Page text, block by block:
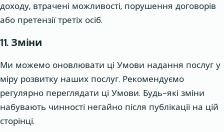
доходу, втрачені можливості, порушення договорів
або претензії третіх осіб.
11. Зміни
Ми можемо оновлювати ці Умови надання послуг у
міру розвитку наших послуг. Рекомендуємо
регулярно переглядати ці Умови. Будь-які зміни
набувають чинності негайно після публікації на цій
сторінці.